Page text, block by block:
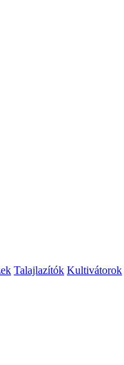
Talajlazítók Kultivátorok